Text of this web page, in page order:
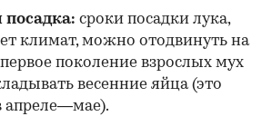
сроки посадки лука,
климат, можно отодвинуть на
поколение взрослых мух
весенние яйца (это
апреле—мае).